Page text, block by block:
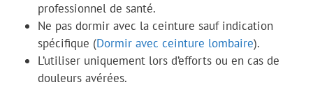
professionnel de santé.
Ne pas dormir avec la ceinture sauf indication
spécifique (Dormir avec ceinture lombaire).
L’utiliser uniquement lors d’efforts ou en cas de
douleurs avérées.